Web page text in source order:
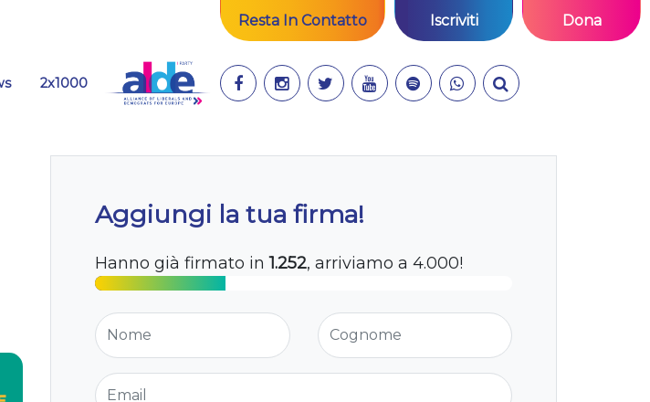
Resta In Contatto Iscriviti Dona
2x1000
Aggiungi la tua firma!
Hanno già firmato in1.252, arriviamo a 4.000!
Nome Cognome
Email